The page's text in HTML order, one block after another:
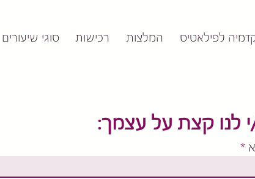
לפילאטיס המלצות רכישות סוגי שיעורים
לנו קצת על עצמך: